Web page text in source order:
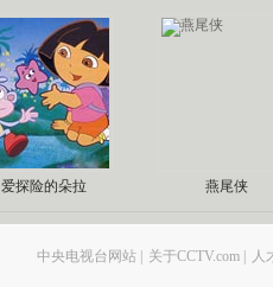
爱探险的朵拉 燕尾侠
中央电视台网站 | 关于CCTV.com | 人